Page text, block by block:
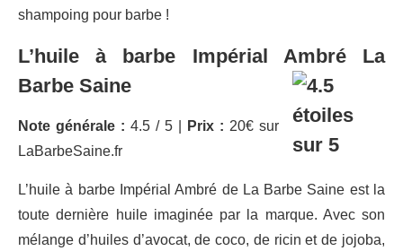
shampoing pour barbe !
L’huile à barbe Impérial Ambré La
Barbe Saine
Note générale : 4.5 / 5 | Prix : 20€ sur
LaBarbeSaine.fr
L’huile à barbe Impérial Ambré de La Barbe Saine est la
toute dernière huile imaginée par la marque. Avec son
mélange d’huiles d’avocat, de coco, de ricin et de jojoba,